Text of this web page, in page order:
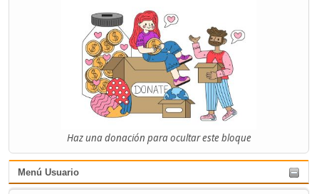
Haz una donación para ocultar este bloque
Menú Usuario